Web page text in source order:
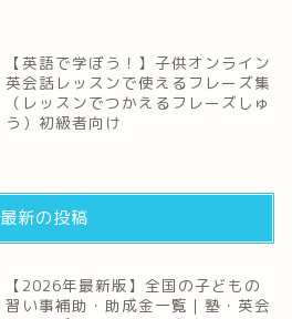
【英語で学ぼう！】子供オンライン
英会話レッスンで使えるフレーズ集
（レッスンでつかえるフレーズしゅ
う）初級者向け
最新の投稿
【2026年最新版】全国の子どもの
習い事補助・助成金一覧｜塾・英会